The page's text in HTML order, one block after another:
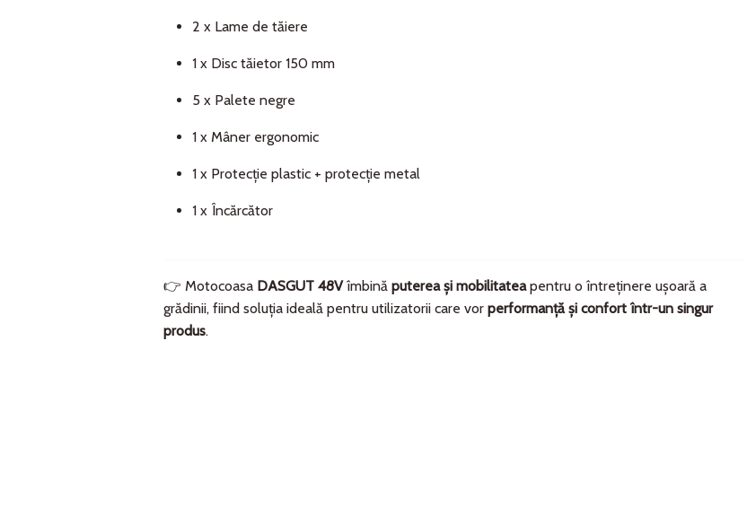
2 x Lame de tăiere
1 x Disc tăietor 150 mm
5 x Palete negre
1 x Mâner ergonomic
1 x Protecție plastic + protecție metal
1 x Încărcător
👉 Motocoasa DASGUT 48Vîmbină puterea și mobilitateapentru o întreținere ușoară a
grădinii, fiind soluția ideală pentru utilizatorii care vor performanță și confort într-un singur
produs.